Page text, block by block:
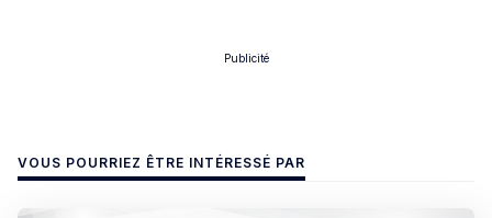
Publicité
VOUS POURRIEZ ÊTRE INTÉRESSÉ PAR